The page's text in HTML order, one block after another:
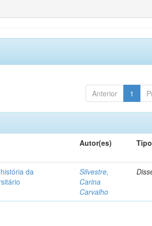
Anterior 1
Autor(es) Tipo
da
Silvestre,
Carina
Carvalho